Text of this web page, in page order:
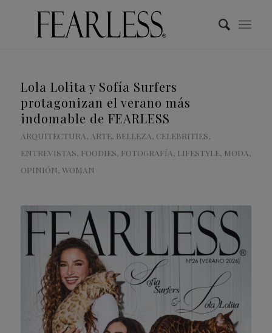
Lola Lolita y Sofía Surfers
protagonizan el verano más
indomable de FEARLESS
ARQUITECTURA, ARTE, BELLEZA, CELEBRITIES,
ENTREVISTAS, FOODIES, FOTOGRAFÍA, LIFESTYLE, MODA,
OPINIÓN, WOMAN